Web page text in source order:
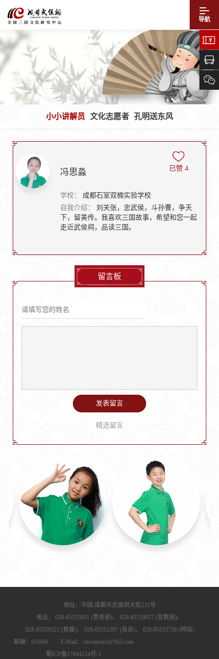
导航
小小讲解员 文化志愿者 孔明送东风
冯思淼
学校： 成都石室双楠实验学校
自我介绍：刘关张，忠武侯，斗孙曹，争天
下，留美传。我喜欢三国故事，希望和您一起
走近武侯祠，品读三国。
已赞 4
留言板
发表留言
精选留言
地址：中国.成都市武侯祠大街231号
电话：
028-85535951 (票务部)、
028-85559027 (宣教部)、
028-85550322 (救援)、
028-85552397 (投诉)、
028-85533728 (网站)
邮编：610041 E-Mail：cdwuhouci@163.com
蜀ICP备17044214号-1